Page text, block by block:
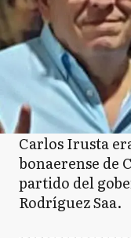
Carlos Irusta
bonaerense de
partido del
Rodríguez Saa.